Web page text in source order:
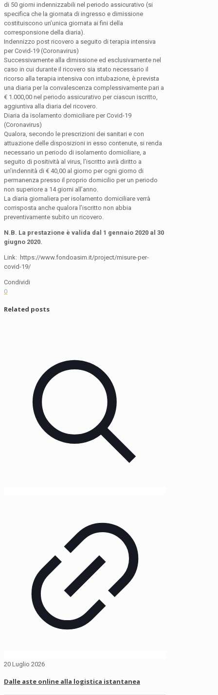
di 50 giorni indennizzabili nel periodo assicurativo (si
specifica che la giornata di ingresso e dimissione
costituiscono un’unica giornata ai fini della
corresponsione della diaria).
Indennizzo post ricovero a seguito di terapia intensiva
per Covid-19 (Coronavirus)
Successivamente alla dimissione ed esclusivamente nel
caso in cui durante il ricovero sia stato necessario il
ricorso alla terapia intensiva con intubazione, è prevista
una diaria per la convalescenza complessivamente pari a
€ 1.000,00 nel periodo assicurativo per ciascun iscritto,
aggiuntiva alla diaria del ricovero.
Diaria da isolamento domiciliare per Covid-19
(Coronavirus)
Qualora, secondo le prescrizioni dei sanitari e con
attuazione delle disposizioni in esso contenute, si renda
necessario un periodo di isolamento domiciliare, a
seguito di positività al virus, l’iscritto avrà diritto a
un’indennità di € 40,00 al giorno per ogni giorno di
permanenza presso il proprio domicilio per un periodo
non superiore a 14 giorni all’anno.
La diaria giornaliera per isolamento domiciliare verrà
corrisposta anche qualora l’iscritto non abbia
preventivamente subito un ricovero.
N.B. La prestazione è valida dal 1 gennaio 2020 al 30
giugno 2020.
Link: https://www.fondoasim.it/project/misure-per-
covid-19/
Condividi
0
Related posts
20 Luglio 2026
Dalle aste online alla logistica istantanea